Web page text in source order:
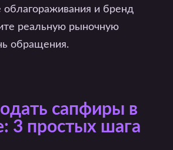
облагораживания и бренд
реальную рыночную
обращения.
сапфиры в
3 простых шага